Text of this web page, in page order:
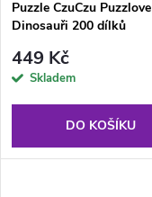
Puzzle CzuCzu Puzzlove
Dinosauři 200 dílků
449 Kč
Skladem
DO KOŠÍKU